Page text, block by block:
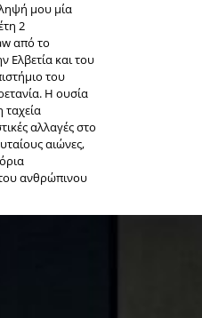
μου μία
2
από το
Ελβετία και του
του
Η ουσία
ταχεία
αλλαγές στο
αιώνες,
ανθρώπινου